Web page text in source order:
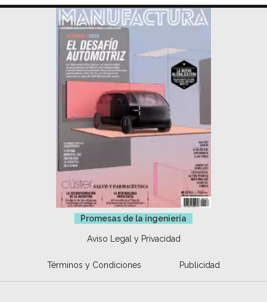
Promesas de la ingeniería
Aviso Legal y Privacidad
Términos y Condiciones Publicidad